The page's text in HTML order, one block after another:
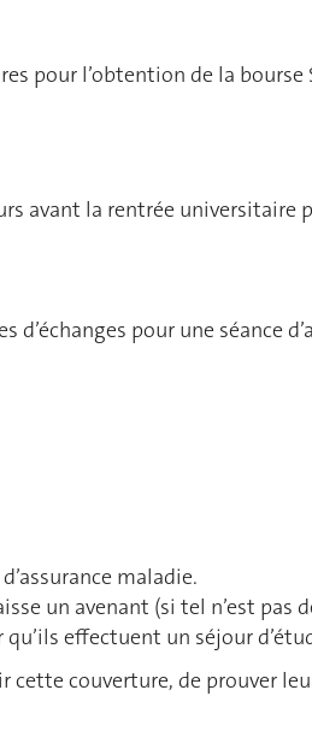
pour l’obtention de la bourse
avant la rentrée universitaire
pour une séance
maladie.
un avenant (si tel n’est pas
effectuent un séjour
cette couverture, de prouver